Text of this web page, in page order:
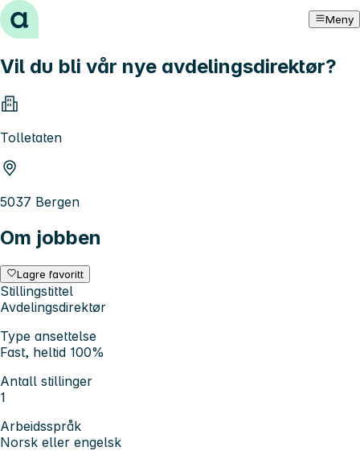
Hopp til innhold Meny
Vil du bli vår nye avdelingsdirektør?
Tolletaten
5037 Bergen
Om jobben
Lagre favoritt
Stillingstittel
Avdelingsdirektør
Type ansettelse
Fast, heltid 100%
Antall stillinger
1
Arbeidsspråk
Norsk eller engelsk